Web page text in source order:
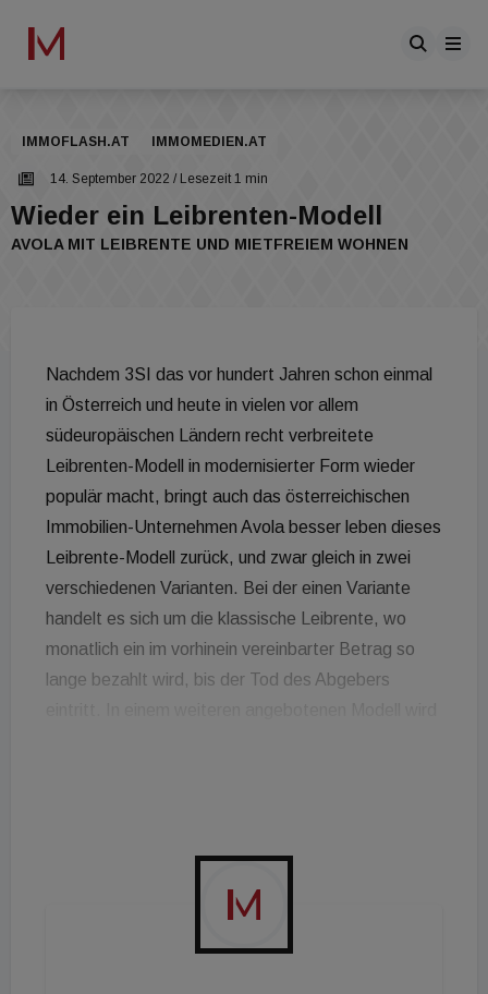
IMMOFLASH.AT IMMOMEDIEN.AT
14. September 2022 / Lesezeit 1 min
Wieder ein Leibrenten-Modell
AVOLA MIT LEIBRENTE UND MIETFREIEM WOHNEN
Nachdem 3SI das vor hundert Jahren schon einmal
in Österreich und heute in vielen vor allem
südeuropäischen Ländern recht verbreitete
Leibrenten-Modell in modernisierter Form wieder
populär macht, bringt auch das österreichischen
Immobilien-Unternehmen Avola besser leben dieses
Leibrente-Modell zurück, und zwar gleich in zwei
verschiedenen Varianten. Bei der einen Variante
handelt es sich um die klassische Leibrente, wo
monatlich ein im vorhinein vereinbarter Betrag so
lange bezahlt wird, bis der Tod des Abgebers
versicherungsmathematischen Modells. Der Wert
der Immobilie wird nach gängigen Kriterien wie
Größe, Lage und Zustand ermittelt und mit einer
individuellen Pauschale für das lebenslange